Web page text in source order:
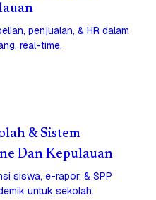
penjualan, & HR dalam
real-time.
& Sistem
Dan Kepulauan
siswa, e-rapor, & SPP
untuk sekolah.